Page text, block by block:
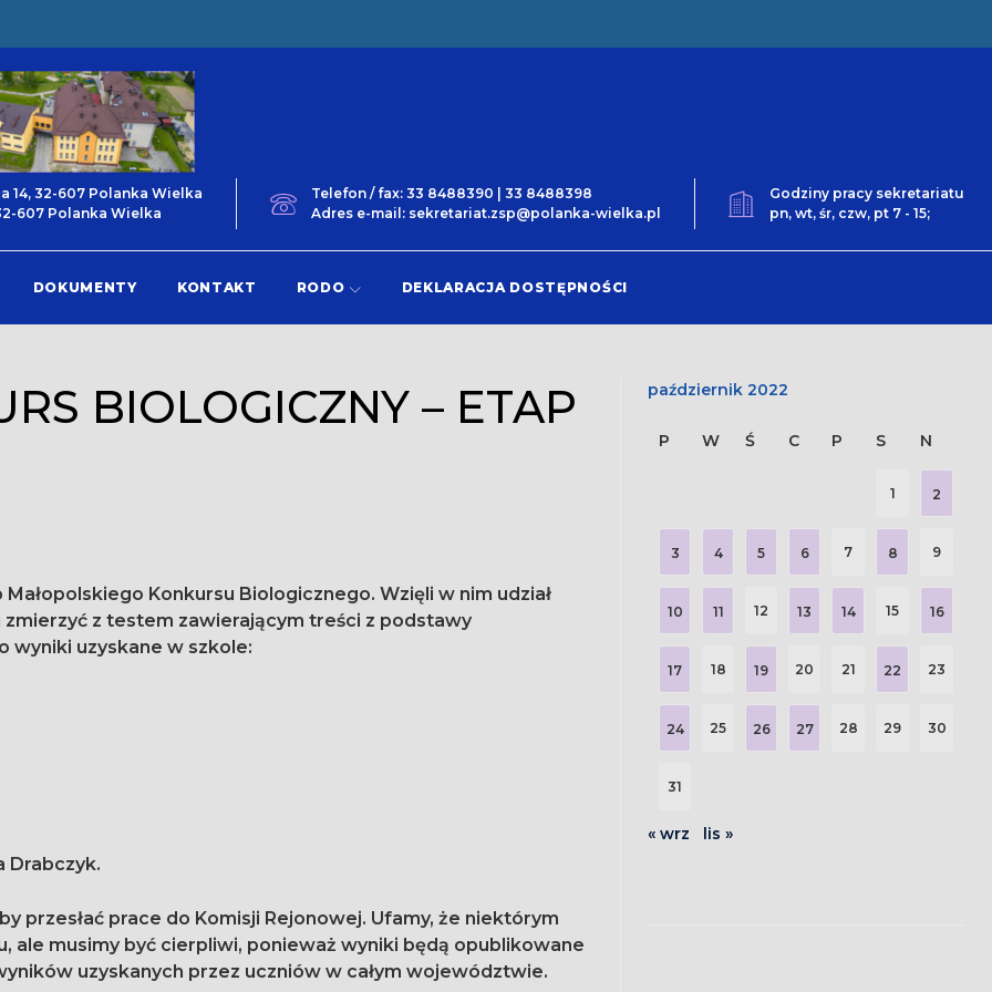
14, 32-607 Polanka Wielka
607 Polanka Wielka
Telefon / fax: 33 8488390 | 33 8488398
Adres e-mail: sekretariat.zsp@polanka-wielka.pl
Godziny pracy sekretariatu
pn, wt, śr, czw, pt 7 - 15;
DOKUMENTY KONTAKT RODO DEKLARACJA DOSTĘPNOŚCI
BIOLOGICZNY – ETAP
Małopolskiego Konkursu Biologicznego. Wzięli w nim udział
wyniki uzyskane w szkole:
Drabczyk.
przesłać prace do Komisji Rejonowej. Ufamy, że niektórym
ale musimy być cierpliwi, ponieważ wyniki będą opublikowane
uzyskanych przez uczniów w całym województwie.
październik 2022
P W Ś C P S N
1 2
3 4 5 6 7 8 9
10 11 12 13 14 15 16
17 18 19 20 21 22 23
24 25 26 27 28 29 30
31
« wrz lis »